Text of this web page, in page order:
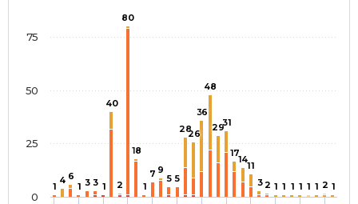
1
4 6
1 3 3 1
40
2
80
18
1
7 9
5 5
2826
36
48
2931
17
14
11
3 2 1 1 1 1 1 1 2 1
0
25
50
75